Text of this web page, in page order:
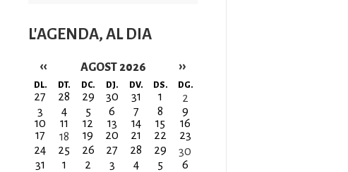
L'AGENDA, AL DIA
AGOST 2026
Paginació
‹‹ ››
DL. DT. DC. DJ. DV. DS. DG.
27 28 29 30 31 1
2
3
4 5 6 7 8
9
10
11 12 13 14 15
16
17
18 19 20 21 22
23
24
25 26 27 28 29
30
31
1 2 3 4 5 6